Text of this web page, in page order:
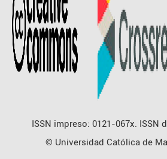
ISSN impreso: 0121-067x. ISSN
© Universidad Católica de